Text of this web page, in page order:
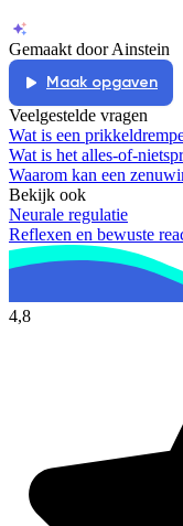
Gemaakt door Ainstein
Maak opgaven
Veelgestelde vragen
Wat is een
Wat is het alles-of-
Waarom kan een
Bekijk ook
Neurale regulatie
Reflexen en bewuste
4,8